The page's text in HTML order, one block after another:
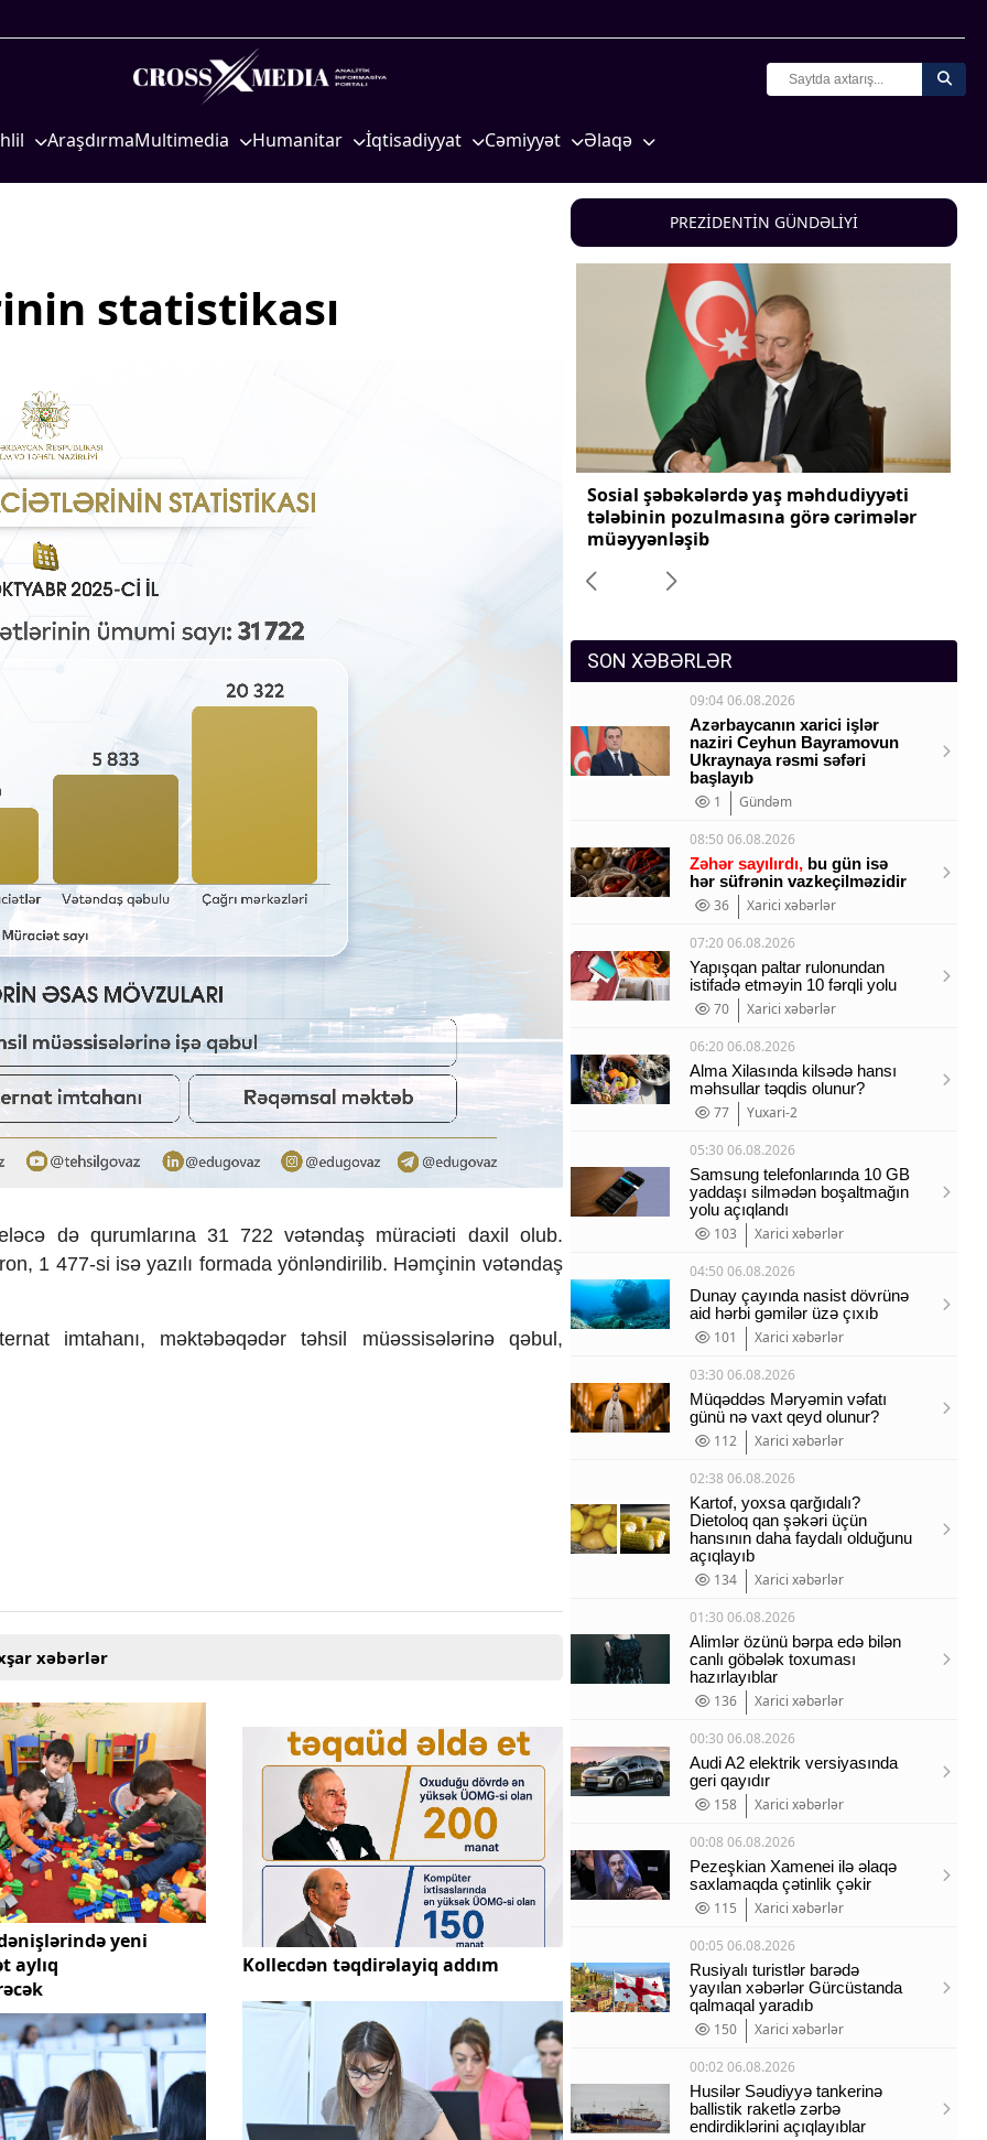
AraşdırmaMultimedia Humanitar
Mədəniyyətimizin Zəfəri
İqtisadiyyat Cəmiyyət
Məhkəmə və hüquq
Mənəvi dəyərlər
Əlaqə
statistikası
də qurumlarına 31 722 vətəndaş müraciəti daxil olub.
1 477-si isə yazılı formada yönləndirilib. Həmçinin vətəndaş
imtahanı, məktəbəqədər təhsil müəssisələrinə qəbul,
xəbərlər
yeni
aylıq
Kollecdən təqdirəlayiq addım
PREZİDENTİN GÜNDƏLİYİ
olan əsas
qaydası dəyişib
Sosial şəbəkələrdə yaş məhdudiyyəti
tələbinin pozulmasına görə cərimələr
Tez xarab olan mallar üçün gömrük
rəsmiləşdirilməsi sadələşdiriləcək
SON XƏBƏRLƏR
09:04 06.08.2026
Azərbaycanın xarici işlər
naziri Ceyhun Bayramovun
Ukraynaya rəsmi səfəri
başlayıb
1
Gündəm
08:50 06.08.2026
Zəhər sayılırdı, bu gün isə
hər süfrənin vazkeçilməzidir
36
Xarici xəbərlər
07:20 06.08.2026
Yapışqan paltar rulonundan
istifadə etməyin 10 fərqli yolu
70
Xarici xəbərlər
06:20 06.08.2026
Alma Xilasında kilsədə hansı
məhsullar təqdis olunur?
77
Yuxari-2
05:30 06.08.2026
Samsung telefonlarında 10 GB
yaddaşı silmədən boşaltmağın
yolu açıqlandı
103
Xarici xəbərlər
04:50 06.08.2026
Dunay çayında nasist dövrünə
aid hərbi gəmilər üzə çıxıb
101
Xarici xəbərlər
03:30 06.08.2026
Müqəddəs Məryəmin vəfatı
günü nə vaxt qeyd olunur?
112
Xarici xəbərlər
02:38 06.08.2026
Kartof, yoxsa qarğıdalı?
Dietoloq qan şəkəri üçün
hansının daha faydalı olduğunu
açıqlayıb
134
Xarici xəbərlər
01:30 06.08.2026
Alimlər özünü bərpa edə bilən
canlı göbələk toxuması
hazırlayıblar
136
Xarici xəbərlər
00:30 06.08.2026
Audi A2 elektrik versiyasında
geri qayıdır
158
Xarici xəbərlər
00:08 06.08.2026
Pezeşkian Xamenei ilə əlaqə
saxlamaqda çətinlik çəkir
115
Xarici xəbərlər
00:05 06.08.2026
Rusiyalı turistlər barədə
yayılan xəbərlər Gürcüstanda
qalmaqal yaradıb
150
Xarici xəbərlər
00:02 06.08.2026
Husilər Səudiyyə tankerinə
ballistik raketlə zərbə
endirdiklərini açıqlayıblar